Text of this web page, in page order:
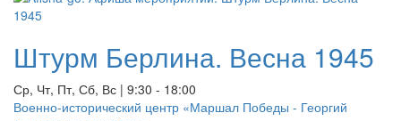
Штурм Берлина. Весна 1945
Ср, Чт, Пт, Сб, Вс | 9:30 - 18:00
Военно-исторический центр «Маршал Победы - Георгий